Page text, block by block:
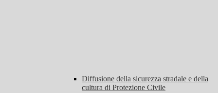
Diffusione della sicurezza stradale e della
cultura di Protezione Civile